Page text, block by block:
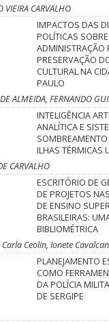
VIEIRA CARVALHO
IMPACTOS DAS
POLÍTICAS
ADMINISTRAÇÃO
PRESERVAÇÃO
CULTURAL NA
PAULO
ALMEIDA, FERNANDO
INTELIGÊNCIA
ANALÍTICA E
ILHAS TÉRMICAS
CARVALHO
ESCRITÓRIO DE
DE PROJETOS
DE ENSINO
BRASILEIRAS:
BIBLIOMÉTRICA
Ceolin, Ionete
PLANEJAMENTO
COMO
DA POLÍCIA
DE SERGIPE